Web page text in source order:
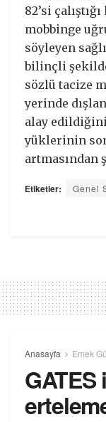
82’si
mobbinge
söyleyen
bilinçli şekilde
sözlü tacize
yerinde
alay
yüklerinin
artmasından
Etiketler: Genel
Anasayfa Emek